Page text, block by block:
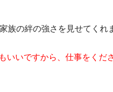
族の絆の強さを見せてくれ
いいですから、仕事をくだ